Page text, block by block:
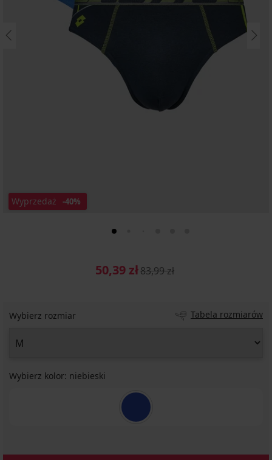
Wyprzedaż -40%
50,39 zł83,99 zł
Wybierz rozmiar Tabela rozmiarów
Wybierz kolor: niebieski